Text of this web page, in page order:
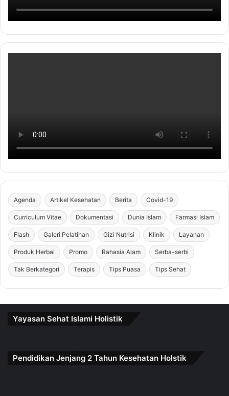
Agenda Artikel Kesehatan Berita Covid-19
Curriculum Vitae Dokumentasi Dunia Islam Farmasi Islam
Flash Galeri Pelatihan Gizi Nutrisi Klinik Layanan
Produk Herbal Promo Rahasia Alam Serba-serbi
Tak Berkategori Terapis Tips Puasa Tips Sehat
Yayasan Sehat Islami Holistik
Pendidikan Jenjang 2 Tahun Kesehatan Holstik